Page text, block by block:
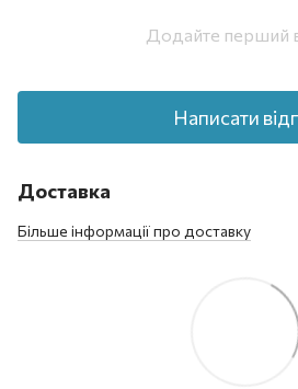
Додайте перший
Написати
Доставка
Більше інформації про доставку